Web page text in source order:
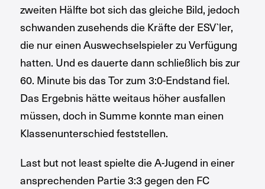
zweiten Hälfte bot sich das gleiche Bild, jedoch
schwanden zusehends die Kräfte der ESV`ler,
die nur einen Auswechselspieler zu Verfügung
hatten. Und es dauerte dann schließlich bis zur
60. Minute bis das Tor zum 3:0-Endstand fiel.
Das Ergebnis hätte weitaus höher ausfallen
müssen, doch in Summe konnte man einen
Klassenunterschied feststellen.
Last but not least spielte die A-Jugend in einer
ansprechenden Partie 3:3 gegen den FC